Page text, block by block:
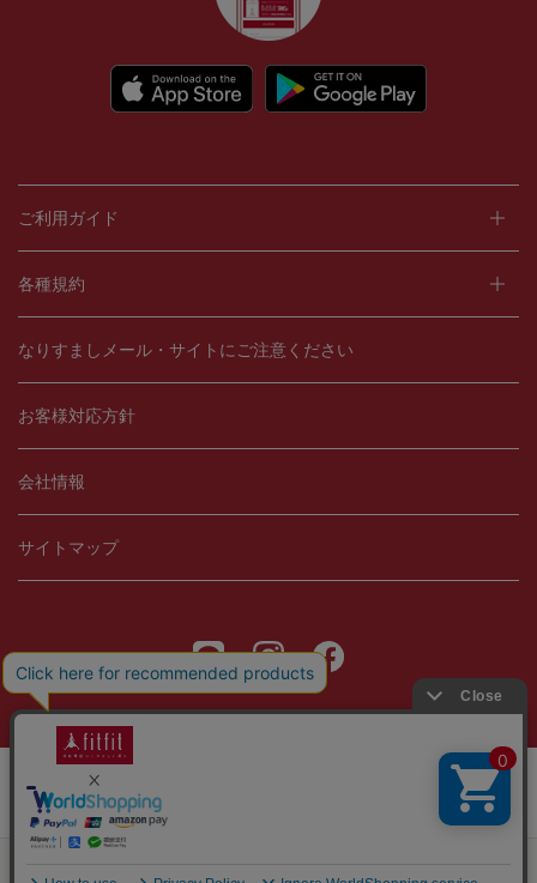
ご利用ガイド
各種規約
なりすましメール・サイトにご注意ください
お客様対応方針
会社情報
サイトマップ
当サイトではCookieを使用します。Cookieの使用に関する詳細は「
プライバシー規約」をご覧ください。
OK